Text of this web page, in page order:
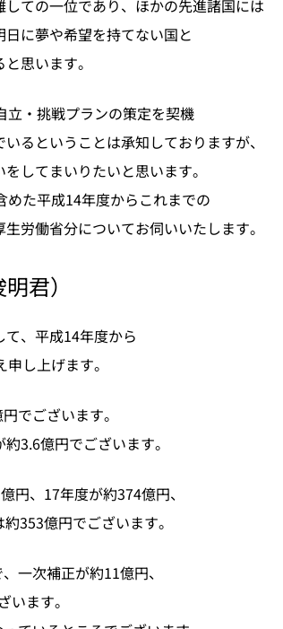
ての一位であり、ほかの先進諸国には
に夢や希望を持てない国と
思います。
・挑戦プランの策定を契機
るということは承知しておりますが、
してまいりたいと思います。
めた平成14年度からこれまでの
労働省分についてお伺いいたします。
君）
、平成14年度から
し上げます。
でございます。
3.6億円でございます。
円、17年度が約374億円、
353億円でございます。
一次補正が約11億円、
ます。